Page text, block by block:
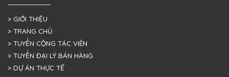
> GIỚI THIỆU
> TRANG CHỦ
> TUYỂN CỘNG TÁC VIÊN
> TUYỂN ĐẠI LÝ BÁN HÀNG
> DỰ ÁN THỰC TẾ